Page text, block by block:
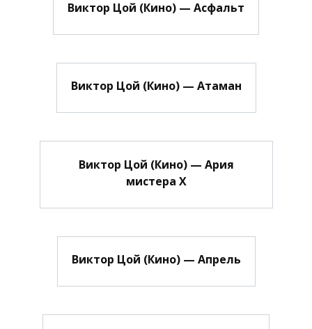
Виктор Цой (Кино) — Асфальт
Виктор Цой (Кино) — Атаман
Виктор Цой (Кино) — Ария
мистера Х
Виктор Цой (Кино) — Апрель